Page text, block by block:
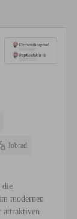
Jobrad
die
modernen
attraktiven